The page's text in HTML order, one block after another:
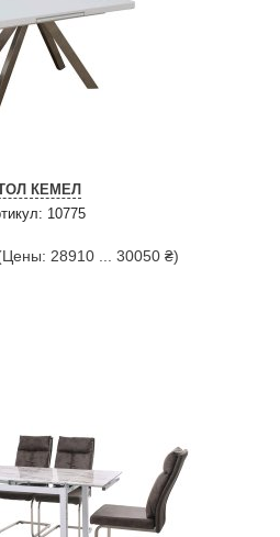
КЕМЕЛ
10775
28910 ... 30050 ₴)